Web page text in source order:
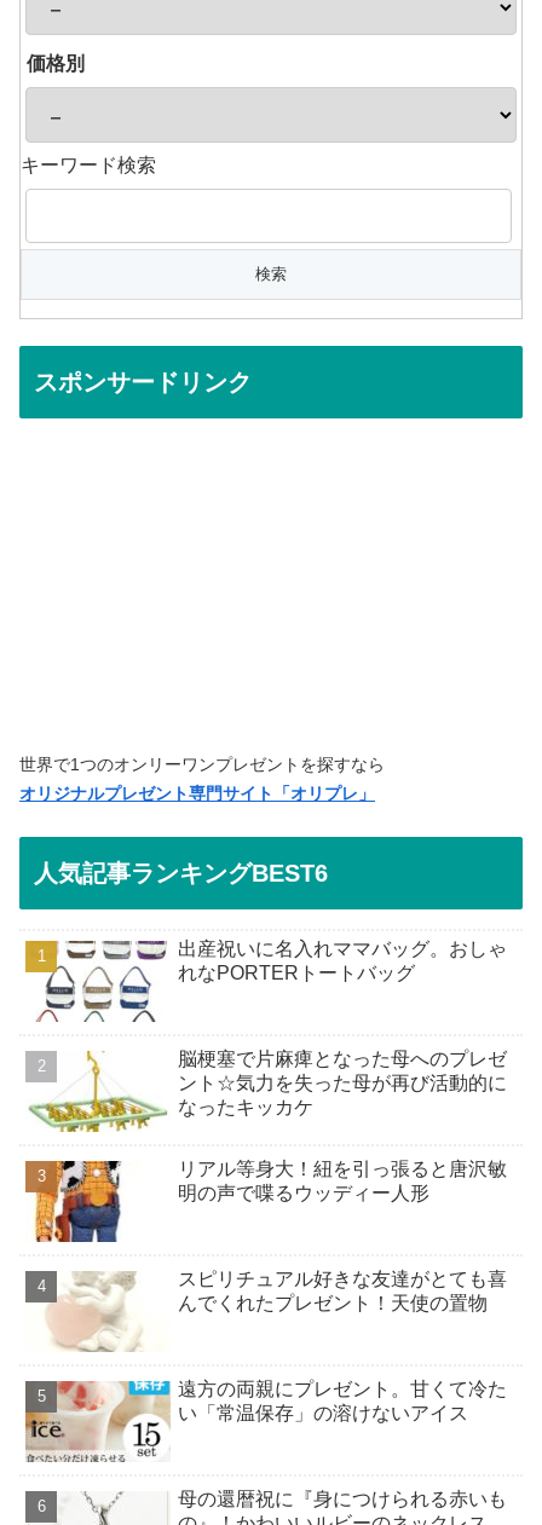
価格別
キーワード検索
スポンサードリンク
世界で1つのオンリーワンプレゼントを探すなら
オリジナルプレゼント専門サイト「オリプレ」
人気記事ランキングBEST6
出産祝いに名入れママバッグ。おしゃ
れなPORTERトートバッグ
脳梗塞で片麻痺となった母へのプレゼ
ント☆気力を失った母が再び活動的に
なったキッカケ
リアル等身大！紐を引っ張ると唐沢敏
明の声で喋るウッディー人形
スピリチュアル好きな友達がとても喜
んでくれたプレゼント！天使の置物
遠方の両親にプレゼント。甘くて冷た
い「常温保存」の溶けないアイス
母の還暦祝に『身につけられる赤いも